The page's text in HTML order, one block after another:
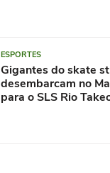
ESPORTES
Gigantes do skate
desembarcam no
para o SLS Rio